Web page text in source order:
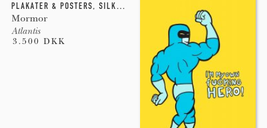
PLAKATER & POSTERS, SILKETRYK
Mormor
Atlantis
3.500 DKK